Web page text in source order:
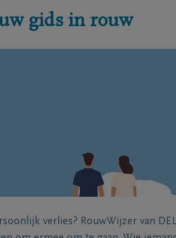
gids in rouw
verlies? RouwWijzer van